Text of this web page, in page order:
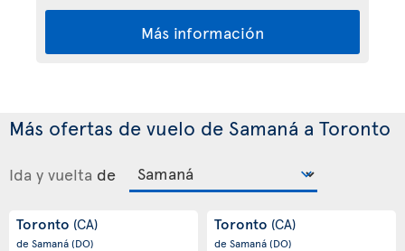
Más información
Más ofertas de vuelo de Samaná a Toronto
Ida y vuelta de
Toronto (CA)
de Samaná(DO)
Toronto (CA)
de Samaná(DO)